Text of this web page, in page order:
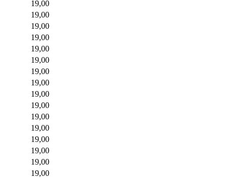
19,00
19,00
19,00
19,00
19,00
19,00
19,00
19,00
19,00
19,00
19,00
19,00
19,00
19,00
19,00
19,00